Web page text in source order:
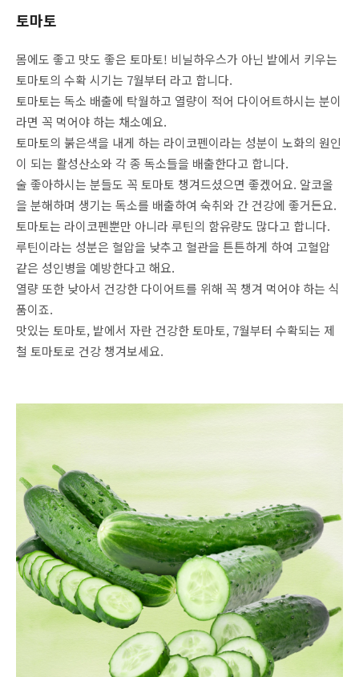
토마토
몸에도 좋고 맛도 좋은 토마토! 비닐하우스가 아닌 밭에서 키우는
토마토의 수확 시기는 7월부터 라고 합니다.
토마토는 독소 배출에 탁월하고 열량이 적어 다이어트하시는 분이
라면 꼭 먹어야 하는 채소예요.
토마토의 붉은색을 내게 하는 라이코펜이라는 성분이 노화의 원인
이 되는 활성산소와 각 종 독소들을 배출한다고 합니다.
술 좋아하시는 분들도 꼭 토마토 챙겨드셨으면 좋겠어요. 알코올
을 분해하며 생기는 독소를 배출하여 숙취와 간 건강에 좋거든요.
토마토는 라이코펜뿐만 아니라 루틴의 함유량도 많다고 합니다.
루틴이라는 성분은 혈압을 낮추고 혈관을 튼튼하게 하여 고혈압
같은 성인병을 예방한다고 해요.
열량 또한 낮아서 건강한 다이어트를 위해 꼭 챙겨 먹어야 하는 식
품이죠.
맛있는 토마토, 밭에서 자란 건강한 토마토, 7월부터 수확되는 제
철 토마토로 건강 챙겨보세요.